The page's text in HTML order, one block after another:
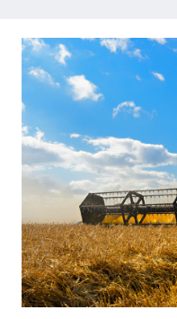
Dall’Inail 35